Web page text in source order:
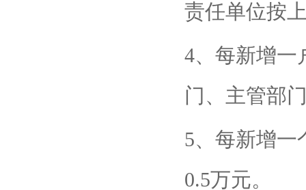
责任单位按
4、每新增一
门、主管部
5、每新增一
0.5万元。